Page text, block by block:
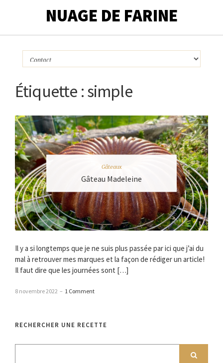
NUAGE DE FARINE
Étiquette :simple
Gâteaux
Gâteau Madeleine
Il y a si longtemps que je ne suis plus passée par ici que j’ai du
mal à retrouver mes marques et la façon de rédiger un article!
Il faut dire que les journées sont […]
8 novembre 2022 – 1 Comment
RECHERCHER UNE RECETTE